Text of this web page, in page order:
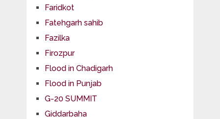
Faridkot
Fatehgarh sahib
Fazilka
Firozpur
Flood in Chadigarh
Flood in Punjab
G-20 SUMMIT
Giddarbaha